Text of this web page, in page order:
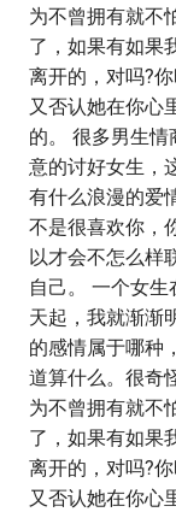
为不曾拥有就不
了，如果有如果
离开的，对吗?
又否认她在你心
的。 很多男生情
意的讨好女生，
有什么浪漫的爱
不是很喜欢你，
以才会不怎么样
自己。 一个女
天起，我就渐渐
的感情属于哪种
道算什么。很奇
为不曾拥有就不
了，如果有如果
离开的，对吗?
又否认她在你心